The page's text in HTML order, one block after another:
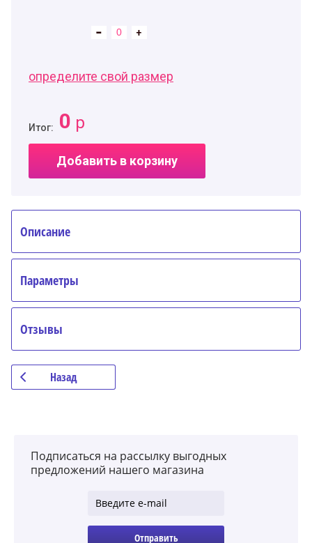
определите свой размер
Итог: 0 р
Добавить в корзину
Описание
Параметры
Отзывы
Назад
Подписаться на рассылку выгодных
предложений нашего магазина
Отправить